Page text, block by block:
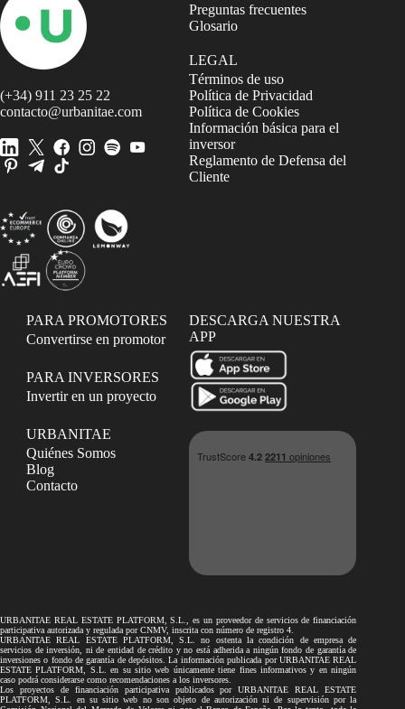
(+34) 911 23 25 22
contacto@urbanitae.com
Preguntas frecuentes
Glosario
LEGAL
Términos de uso
Política de Privacidad
Política de Cookies
Información básica para el
inversor
Reglamento de Defensa del
Cliente
PARA PROMOTORES
Convertirse en promotor
PARA INVERSORES
Invertir en un proyecto
URBANITAE
Quiénes Somos
Blog
Contacto
DESCARGA NUESTRA
APP
URBANITAE REAL ESTATE PLATFORM, S.L., es un proveedor de servicios de financiación
participativa autorizada y regulada por CNMV, inscrita con número de registro 4.
URBANITAE REAL ESTATE PLATFORM, S.L. no ostenta la condición de empresa de
servicios de inversión, ni de entidad de crédito y no está adherida a ningún fondo de garantía de
inversiones o fondo de garantía de depósitos. La información publicada por URBANITAE REAL
ESTATE PLATFORM, S.L. en su sitio web únicamente tiene fines informativos y en ningún
caso podrá considerarse como recomendaciones a los inversores.
Los proyectos de financiación participativa publicados por URBANITAE REAL ESTATE
PLATFORM, S.L. en su sitio web no son objeto de autorización ni de supervisión por la